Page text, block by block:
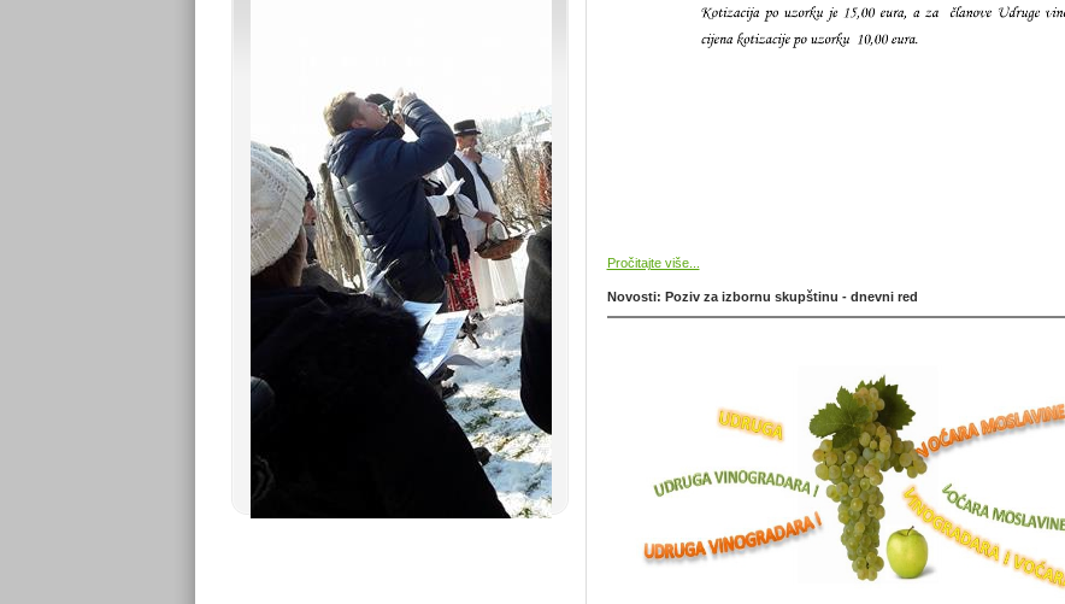
Pročitajte više...
Novosti: Poziv za izbornu skupštinu - dnevni red